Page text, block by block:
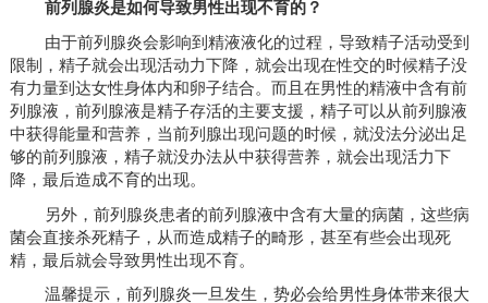
前列腺炎是如何导致男性出现不育的？
由于前列腺炎会影响到精液液化的过程，导致精子活动受到
限制，精子就会出现活动力下降，就会出现在性交的时候精子没
有力量到达女性身体内和卵子结合。而且在男性的精液中含有前
列腺液，前列腺液是精子存活的主要支援，精子可以从前列腺液
中获得能量和营养，当前列腺出现问题的时候，就没法分泌出足
够的前列腺液，精子就没办法从中获得营养，就会出现活力下
降，最后造成不育的出现。
另外，前列腺炎患者的前列腺液中含有大量的病菌，这些病
菌会直接杀死精子，从而造成精子的畸形，甚至有些会出现死
精，最后就会导致男性出现不育。
温馨提示，前列腺炎一旦发生，势必会给男性身体带来很大